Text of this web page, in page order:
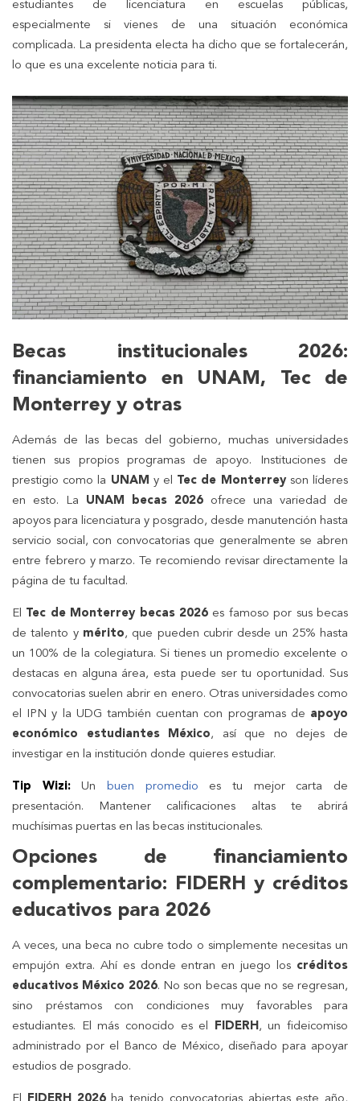
estudiantes de licenciatura en escuelas públicas,
especialmente si vienes de una situación económica
complicada. La presidenta electa ha dicho que se fortalecerán,
lo que es una excelente noticia para ti.
Becas institucionales 2026:
financiamiento en UNAM, Tec de
Monterrey y otras
Además de las becas del gobierno, muchas universidades
tienen sus propios programas de apoyo. Instituciones de
prestigio como la UNAM y el Tec de Monterreyson líderes
en esto. La UNAM becas 2026 ofrece una variedad de
apoyos para licenciatura y posgrado, desde manutención hasta
servicio social, con convocatorias que generalmente se abren
entre febrero y marzo. Te recomiendo revisar directamente la
página de tu facultad.
El Tec de Monterrey becas 2026 es famoso por sus becas
de talento y mérito, que pueden cubrir desde un 25% hasta
un 100% de la colegiatura. Si tienes un promedio excelente o
destacas en alguna área, esta puede ser tu oportunidad. Sus
convocatorias suelen abrir en enero. Otras universidades como
el IPN y la UDG también cuentan con programas de apoyo
económico estudiantes México, así que no dejes de
investigar en la institución donde quieres estudiar.
Tip Wizi:Unbuen promedio es tu mejor carta de
presentación. Mantener calificaciones altas te abrirá
muchísimas puertas en las becas institucionales.
Opciones de financiamiento
complementario: FIDERH y créditos
educativos para 2026
A veces, una beca no cubre todo o simplemente necesitas un
empujón extra. Ahí es donde entran en juego los créditos
educativos México 2026. No son becas que no se regresan,
sino préstamos con condiciones muy favorables para
estudiantes. El más conocido es el FIDERH, un fideicomiso
administrado por el Banco de México, diseñado para apoyar
estudios de posgrado.